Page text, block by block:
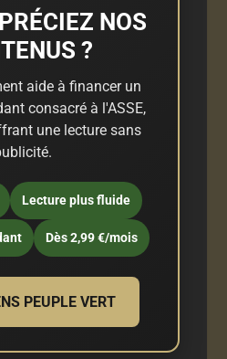
NOS
?
aide à financer un
consacré à l'ASSE,
une lecture sans
Lecture plus fluide
Dès 2,99 €/mois
PEUPLE VERT